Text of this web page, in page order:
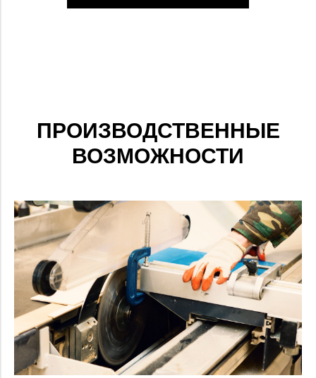
ПРОИЗВОДСТВЕННЫЕ
ВОЗМОЖНОСТИ